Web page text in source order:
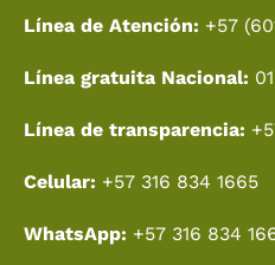
Línea de Atención: +57
Línea gratuita Nacional:
Línea de transparencia:
Celular: +57 316 834 1665
WhatsApp: +57 316 834